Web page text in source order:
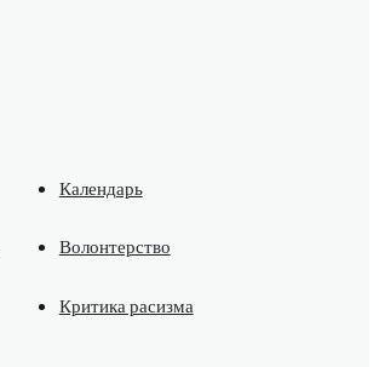
Календарь
Волонтерство
Критика расизма